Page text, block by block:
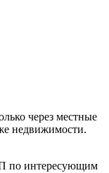
через местные
недвижимости.
по интересующим